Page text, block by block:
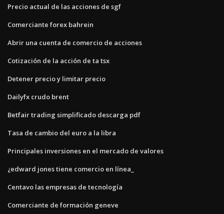
Precio actual de las acciones de sgf
Comerciante forex bahrein
Abrir una cuenta de comercio de acciones
Cotización de la acción de ta tsx
Detener precio y limitar precio
Dailyfx crudo brent
Betfair trading simplificado descarga pdf
Tasa de cambio del euro a la libra
Principales inversiones en el mercado de valores
¿edward jones tiene comercio en línea_
Centavo las empresas de tecnología
Comerciante de formación geneve